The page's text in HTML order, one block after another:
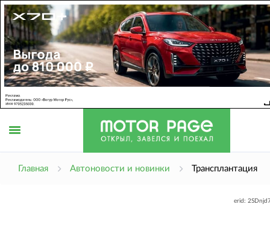
Главная Автоновости и новинки Трансплантация
erid: